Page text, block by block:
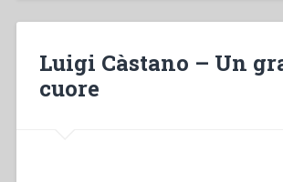
salesiano”
Luigi Càstano – Un
cuore